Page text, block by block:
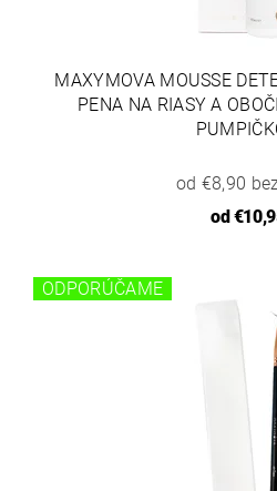
MAXYMOVA MOUSSE
PENA NA RIASY A
od €8,90
od
ODPORÚČAME